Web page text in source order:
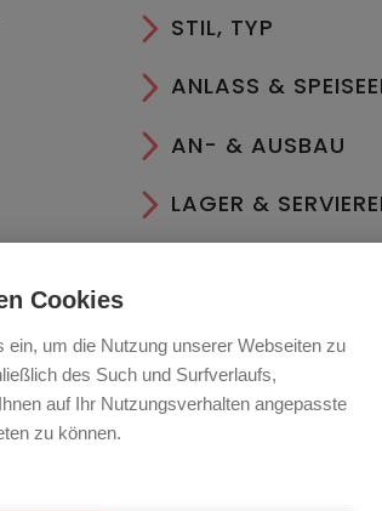
STIL, TYP
ANLASS &
AN- & AUSBAU
LAGER &
Cookies
ein, um die Nutzung unserer Webseiten zu
des Such und Surfverlaufs,
auf Ihr Nutzungsverhalten angepasste
zu können.